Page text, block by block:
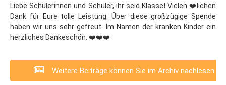
Liebe Schülerinnen und Schüler, ihr seid Klasse❗️Vielen ❤️lichen
Dank für Eure tolle Leistung. Über diese großzügige Spende
haben wir uns sehr gefreut. Im Namen der kranken Kinder ein
herzliches Dankeschön. ❤️❤️❤️
Weitere Beiträge können Sie im Archiv nachlesen